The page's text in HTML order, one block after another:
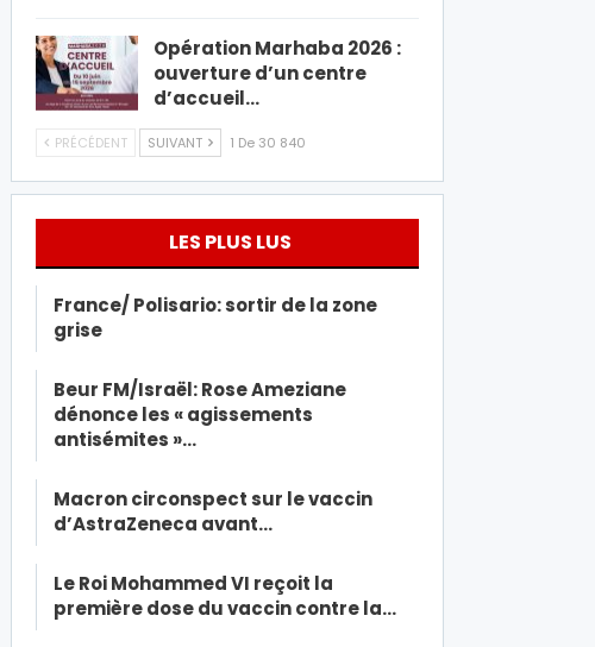
Opération Marhaba 2026 :
ouverture d’un centre
d’accueil…
PRÉCÉDENT SUIVANT 1 De 30 840
LES PLUS LUS
France/ Polisario: sortir de la zone
grise
Beur FM/Israël: Rose Ameziane
dénonce les « agissements
antisémites »…
Macron circonspect sur le vaccin
d’AstraZeneca avant…
Le Roi Mohammed VI reçoit la
première dose du vaccin contre la…